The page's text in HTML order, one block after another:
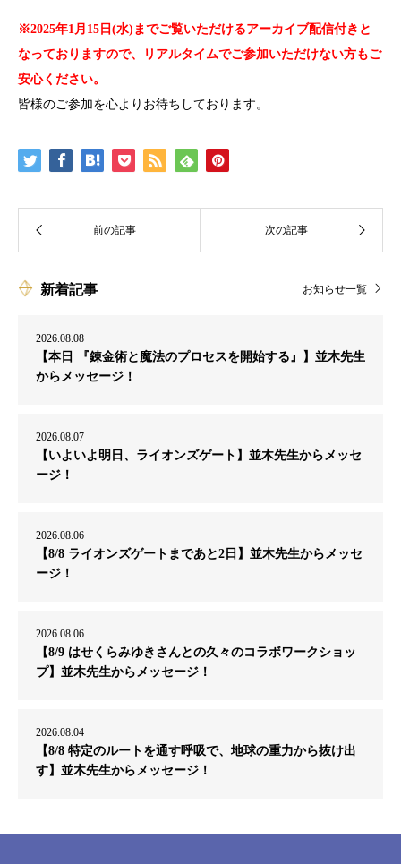
※2025年1月15日(水)までご覧いただけるアーカイブ配信付きと
なっておりますので、リアルタイムでご参加いただけない方もご
安心ください。
皆様のご参加を心よりお待ちしております。
新着記事 お知らせ一覧
2026.08.08
【本日 『錬金術と魔法のプロセスを開始する』】並木先生
からメッセージ！
2026.08.07
【いよいよ明日、ライオンズゲート】並木先生からメッセ
ージ！
2026.08.06
【8/8 ライオンズゲートまであと2日】並木先生からメッセ
ージ！
2026.08.06
【8/9 はせくらみゆきさんとの久々のコラボワークショッ
プ】並木先生からメッセージ！
2026.08.04
【8/8 特定のルートを通す呼吸で、地球の重力から抜け出
す】並木先生からメッセージ！